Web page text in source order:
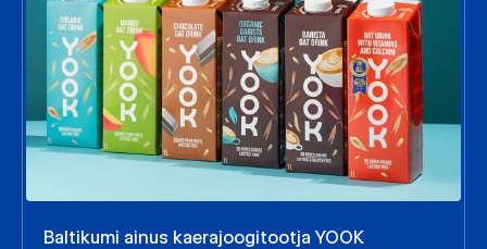
Baltikumi ainus kaerajoogitootja YOOK